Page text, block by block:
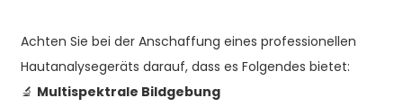
Achten Sie bei der Anschaffung eines professionellen
Hautanalysegeräts darauf, dass es Folgendes bietet:
🔬 Multispektrale Bildgebung